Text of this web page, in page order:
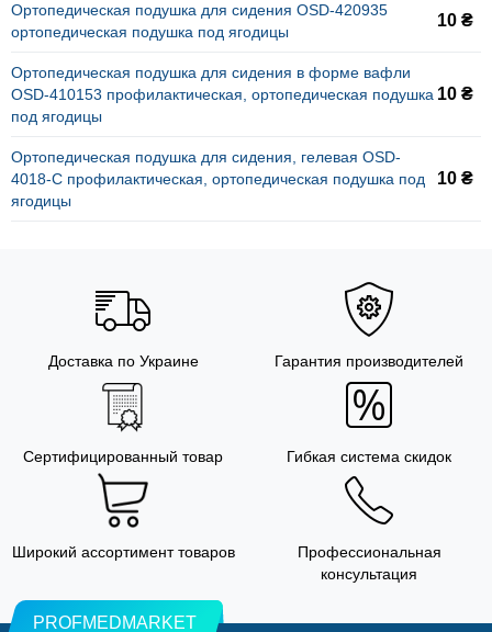
Ортопедическая подушка для сидения OSD-420935
ортопедическая подушка под ягодицы
10 ₴
Ортопедическая подушка для сидения в форме вафли
OSD-410153 профилактическая, ортопедическая подушка
под ягодицы
10 ₴
Ортопедическая подушка для сидения, гелевая OSD-
4018-C профилактическая, ортопедическая подушка под
ягодицы
10 ₴
Доставка по Украине Гарантия производителей
Сертифицированный товар Гибкая система скидок
Широкий ассортимент товаров
Профессиональная
консультация
PROFMEDMARKET